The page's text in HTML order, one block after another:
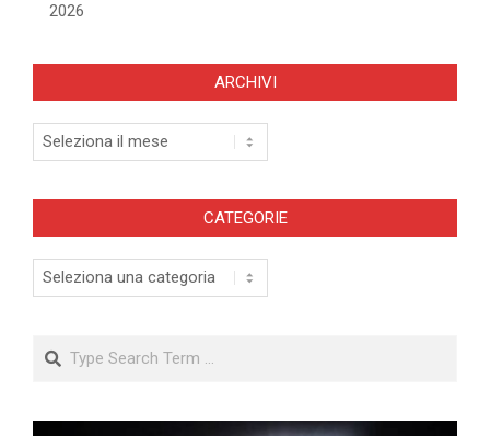
2026
ARCHIVI
Archivi
CATEGORIE
Categorie
Search